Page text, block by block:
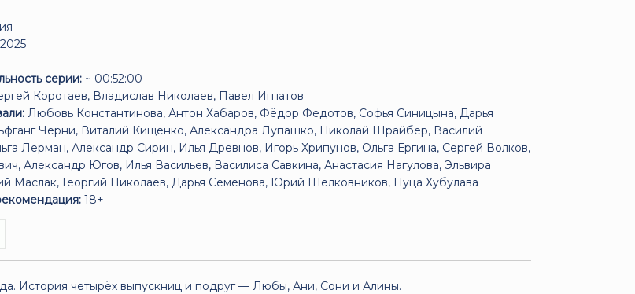
2025
серии: ~ 00:52:00
Коротаев, Владислав Николаев, Павел Игнатов
Любовь Константинова, Антон Хабаров, Фёдор Федотов, Софья Синицына, Дарья
Черни, Виталий Кищенко, Александра Лупашко, Николай Шрайбер, Василий
Лерман, Александр Сирин, Илья Древнов, Игорь Хрипунов, Ольга Ергина, Сергей Волков,
Александр Югов, Илья Васильев, Василиса Савкина, Анастасия Нагулова, Эльвира
Маслак, Георгий Николаев, Дарья Семёнова, Юрий Шелковников, Нуца Хубулава
18+
История четырёх выпускниц и подруг — Любы, Ани, Сони и Алины.